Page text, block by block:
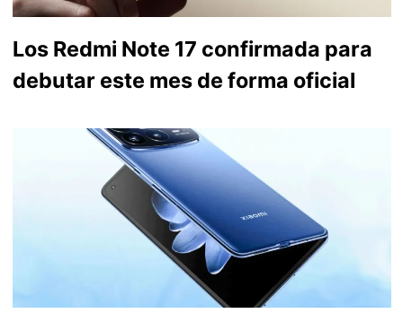
Los Redmi Note 17 confirmada para
debutar este mes de forma oficial